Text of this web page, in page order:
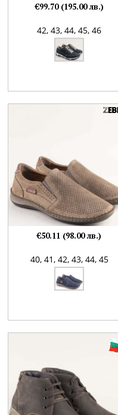
42,43,44,45,46
€99.70 (195.00 лв.)
40, 41, 42, 43, 44, 45
€50.11 (98.00 лв.)